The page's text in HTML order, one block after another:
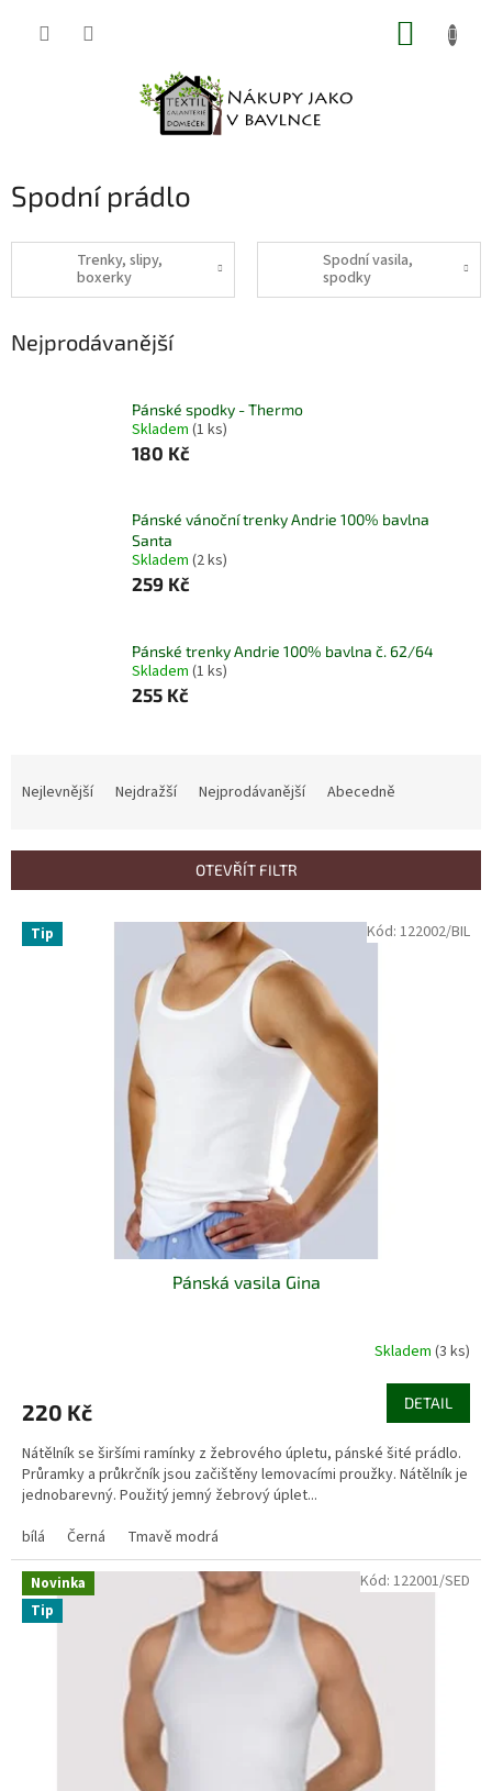
Spodní prádlo
Trenky, slipy,
boxerky
Spodní vasila,
spodky
Nejprodávanější
Pánské spodky - Thermo
Skladem (1 ks)
180 Kč
Pánské vánoční trenky Andrie 100% bavlna
Santa
Skladem (2 ks)
259 Kč
Pánské trenky Andrie 100% bavlna č. 62/64
Skladem (1 ks)
255 Kč
í
Nejlevnější Nejdražší Nejprodávanější Abecedně
OTEVŘÍT FILTR
V Tip
Pánská vasila Gina
Skladem (3 ks)
220 Kč DETAIL
Nátělník se širšími ramínky z žebrového úpletu, pánské šité prádlo.
Průramky a průkrčník jsou začištěny lemovacími proužky. Nátělník je
jednobarevný. Použitý jemný žebrový úplet...
bílá
Černá Tmavě modrá
Kód: 122002/BIL
Novinka
Tip
Kód: 122001/SED